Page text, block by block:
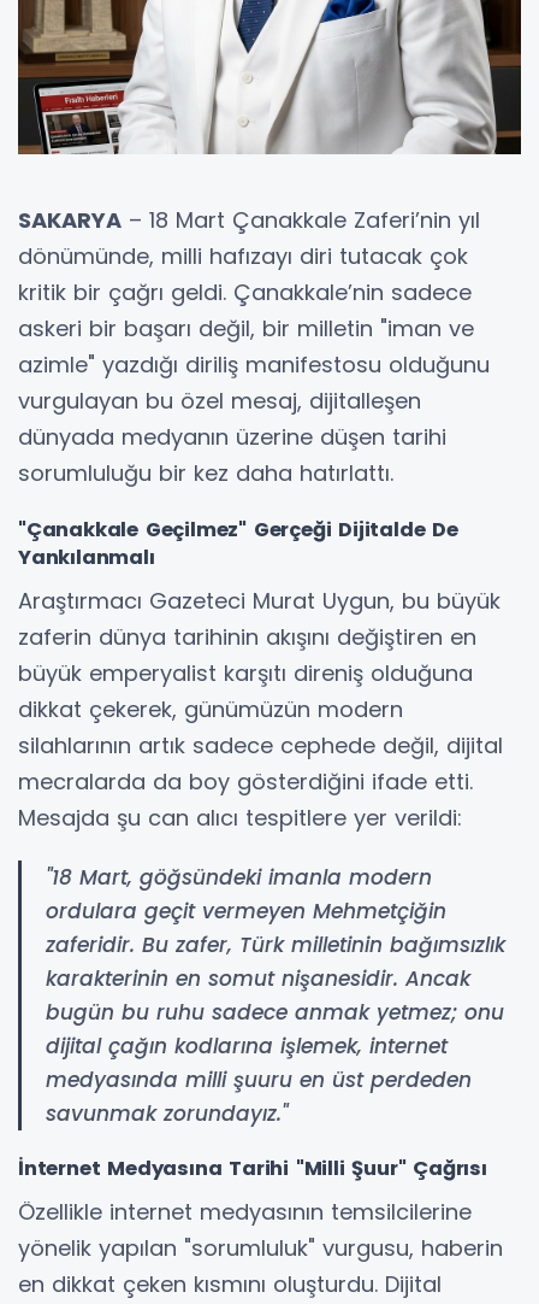
SAKARYA – 18 Mart Çanakkale Zaferi’nin yıl
dönümünde, milli hafızayı diri tutacak çok
kritik bir çağrı geldi. Çanakkale’nin sadece
askeri bir başarı değil, bir milletin "iman ve
azimle" yazdığı diriliş manifestosu olduğunu
vurgulayan bu özel mesaj, dijitalleşen
dünyada medyanın üzerine düşen tarihi
sorumluluğu bir kez daha hatırlattı.
"Çanakkale Geçilmez" Gerçeği Dijitalde De
Yankılanmalı
Araştırmacı Gazeteci Murat Uygun, bu büyük
zaferin dünya tarihinin akışını değiştiren en
büyük emperyalist karşıtı direniş olduğuna
dikkat çekerek, günümüzün modern
silahlarının artık sadece cephede değil, dijital
mecralarda da boy gösterdiğini ifade etti.
Mesajda şu can alıcı tespitlere yer verildi:
"18 Mart, göğsündeki imanla modern
ordulara geçit vermeyen Mehmetçiğin
zaferidir. Bu zafer, Türk milletinin bağımsızlık
karakterinin en somut nişanesidir. Ancak
bugün bu ruhu sadece anmak yetmez; onu
dijital çağın kodlarına işlemek, internet
medyasında milli şuuru en üst perdeden
savunmak zorundayız."
İnternet Medyasına Tarihi "Milli Şuur" Çağrısı
Özellikle internet medyasının temsilcilerine
yönelik yapılan "sorumluluk" vurgusu, haberin
en dikkat çeken kısmını oluşturdu. Dijital